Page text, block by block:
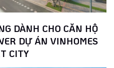
DÀNH CHO CĂN HỘ
DỰ ÁN VINHOMES
CITY